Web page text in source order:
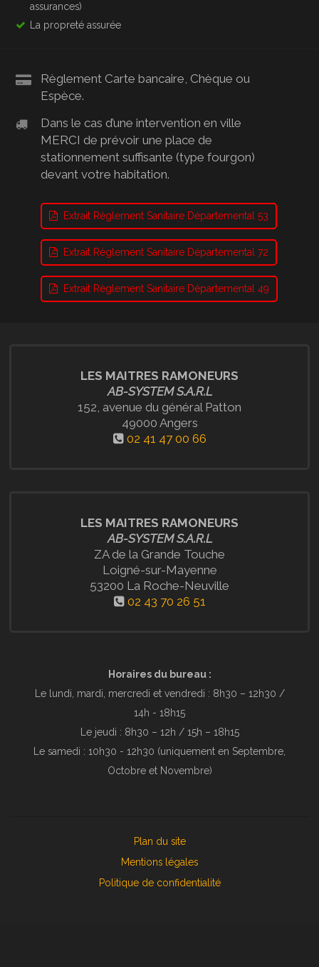
assurances)
La propreté assurée
Règlement Carte bancaire, Chèque ou
Espèce.
Dans le cas d’une intervention en ville
MERCI de prévoir une place de
stationnement suffisante (type fourgon)
devant votre habitation.
Extrait Règlement Sanitaire Départemental 53
Extrait Règlement Sanitaire Départemental 72
Extrait Règlement Sanitaire Départemental 49
LES MAITRES RAMONEURS
AB-SYSTEM S.A.R.L
152, avenue du général Patton
49000 Angers
02 41 47 00 66
LES MAITRES RAMONEURS
AB-SYSTEM S.A.R.L
ZA de la Grande Touche
Loigné-sur-Mayenne
53200 La Roche-Neuville
02 43 70 26 51
Horaires du bureau :
Le lundi, mardi, mercredi et vendredi : 8h30 – 12h30 /
14h - 18h15
Le jeudi : 8h30 – 12h / 15h – 18h15
Le samedi : 10h30 - 12h30 (uniquement en Septembre,
Octobre et Novembre)
Plan du site
Mentions légales
Politique de confidentialité